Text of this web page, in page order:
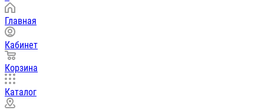
Главная
Кабинет
Корзина
Каталог